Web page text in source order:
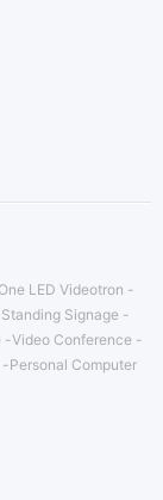
LED Videotron
Standing Signage
Video Conference
Personal Computer